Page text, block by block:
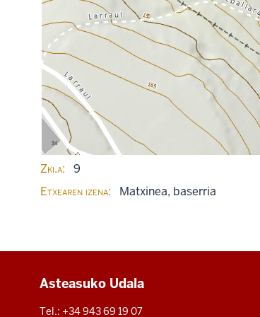
Zki.a
9
Etxearen izena
Matxinea, baserria
Additional
Asteasuko Udala
Tel.: +34 943 69 19 07